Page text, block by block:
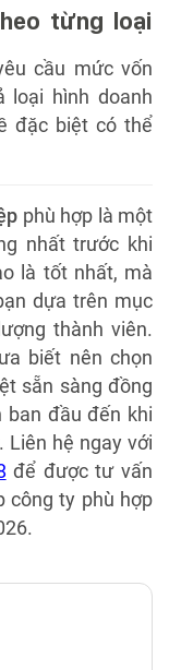
từng loại
cầu mức vốn
loại hình doanh
đặc biệt có thể
phù hợp là một
nhất trước khi
là tốt nhất, mà
dựa trên mục
thành viên.
biết nên chọn
sẵn sàng đồng
đầu đến khi
Liên hệ ngay với
để được tư vấn
công ty phù hợp